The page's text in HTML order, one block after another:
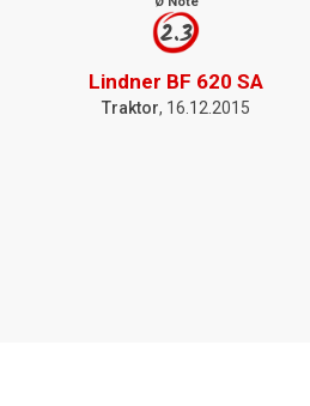
2.3
Lindner BF 620 SA
Traktor, 16.12.2015